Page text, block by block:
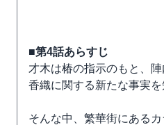
■第4話あらすじ
才木は椿の指示のもと、
香織に関する新たな事実を
そんな中、繁華街にある